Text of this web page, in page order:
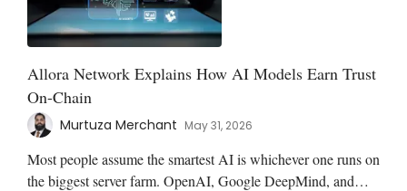
Allora Network Explains How AI Models Earn Trust
On-Chain
Murtuza Merchant May 31, 2026
Most people assume the smartest AI is whichever one runs on
the biggest server farm. OpenAI, Google DeepMind, and